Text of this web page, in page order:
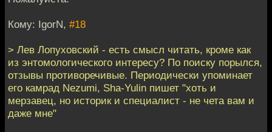
Кому: IgorN, #18
> Лев Лопуховский - есть смысл читать, кроме как
из энтомологического интересу? По поиску порылся,
отзывы противоречивые. Периодически упоминает
его камрад Nezumi, Sha-Yulin пишет "хоть и
мерзавец, но историк и специалист - не чета вам и
даже мне"